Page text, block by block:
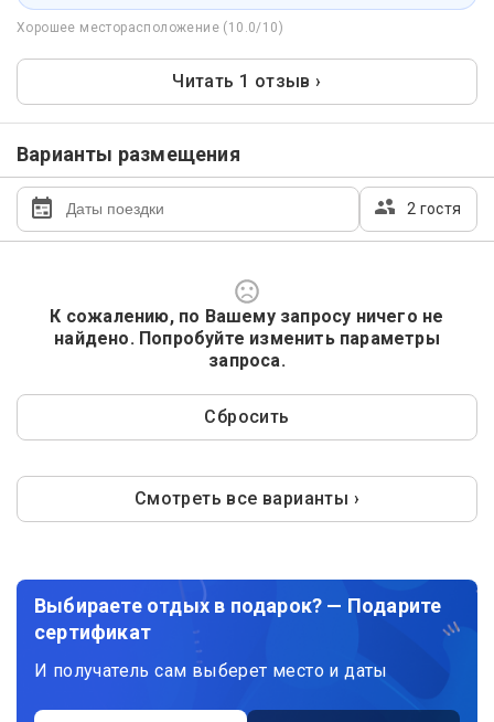
Хорошее месторасположение (10.0/10)
Читать 1 отзыв ›
Варианты размещения
2 гостя
К сожалению, по Вашему запросу ничего не
найдено. Попробуйте изменить параметры
запроса.
Сбросить
Смотреть все варианты ›
Выбираете отдых в подарок? — Подарите
сертификат
И получатель сам выберет место и даты